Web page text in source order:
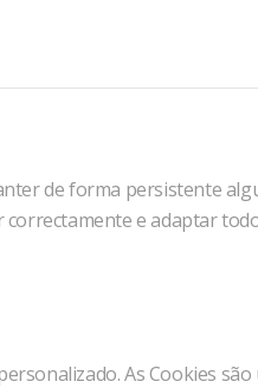
de forma persistente
e adaptar
As Cookies